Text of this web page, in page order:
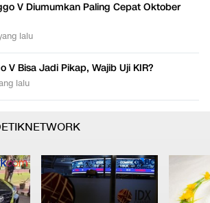
V Diumumkan Paling Cepat Oktober
lalu
V Bisa Jadi Pikap, Wajib Uji KIR?
lalu